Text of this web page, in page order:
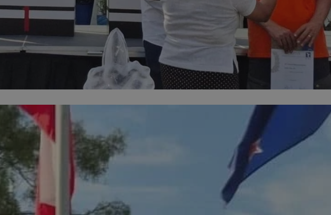
Ten plik cookie przechowuje identyfikator sesji.
Ten plik cookie przechowuje identyfikator sesji.
Ten plik cookie jest używany do celów uwierzytelniania
i bezpieczeństwa, zapewniając, że użytkownicy
pozostają zalogowani, a ich dane są zabezpieczone, jak
poruszać się przez witrynę internetową lub interakcji z
Ten plik cookie przechowuje informacje o zgodzie
użytkownika oraz jego preferencjach dotyczących
wybory dotyczące polityki prywatności i ustawień
zgody, zapewniając ich przestrzeganie w kolejnych
wizytach. Dzięki temu użytkownik nie musi ponownie
konfigurować swoich preferencji, co zwiększa wygodę i
zgodność z regulacjami ochrony danych.
Ten plik cookie jest używany przez usługę Cookie-
Script.com do zapamiętywania preferencji dotyczących
zgody użytkownika na pliki cookie. Jest to konieczne,
aby baner cookie Cookie-Script.com działał poprawnie.
Okres
przechowywania